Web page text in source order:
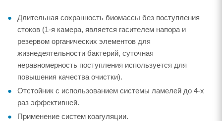
Длительная сохранность биомассы без поступления
стоков (1-я камера, является гасителем напора и
резервом органических элементов для
жизнедеятельности бактерий, суточная
неравномерность поступления используется для
повышения качества очистки).
Отстойник с использованием системы ламелей до 4-х
раз эффективней.
Применение систем коагуляции.